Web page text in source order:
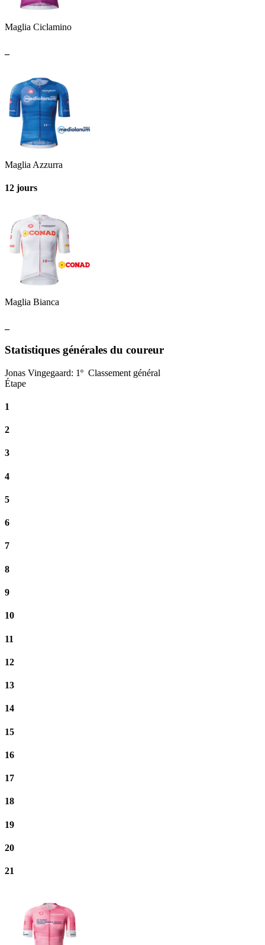
Maglia Ciclamino
Maglia Azzurra
12 jours
Maglia Bianca
Statistiques générales du coureur
Jonas Vingegaard: 1º Classement général
Étape
1
2
3
4
5
6
7
8
9
10
11
12
13
14
15
16
17
18
19
20
21